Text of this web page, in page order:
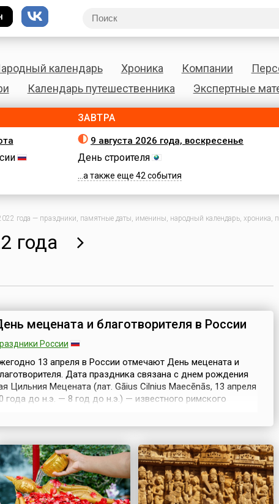
календарь Хроника Компании
Календарь путешественника Экспертные
ЗАВТРА
9 августа 2026 года, воскресенье
День строителя
...а также еще 42 события
года — праздники, памятные даты, именины, народный календарь, хроника,
года
мецената и благотворителя в России
России
13 апреля в России отмечают День мецената и
Дата праздника связана с днем рождения
Цильния Мецената (лат. Gāius Cilnius Maecēnās, 13 апреля
года до н.э. — 8 год до н.э.) — известного римского
посвященное пр...